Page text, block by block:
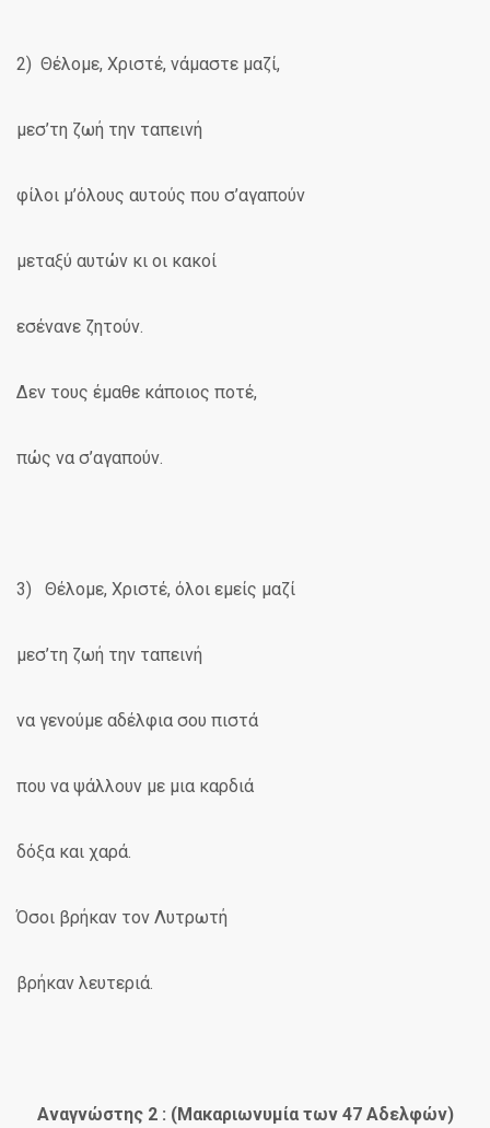
2) Θέλομε, Χριστέ, νάμαστε μαζί,
μεσ’τη ζωή την ταπεινή
φίλοι μ’όλους αυτούς που σ’αγαπούν
μεταξύ αυτών κι οι κακοί
εσένανε ζητούν.
Δεν τους έμαθε κάποιος ποτέ,
πώς να σ’αγαπούν.
3) Θέλομε, Χριστέ, όλοι εμείς μαζί
μεσ’τη ζωή την ταπεινή
να γενούμε αδέλφια σου πιστά
που να ψάλλουν με μια καρδιά
δόξα και χαρά.
Όσοι βρήκαν τον Λυτρωτή
βρήκαν λευτεριά.
Αναγνώστης 2 : (Μακαριωνυμία των 47 Αδελφών)